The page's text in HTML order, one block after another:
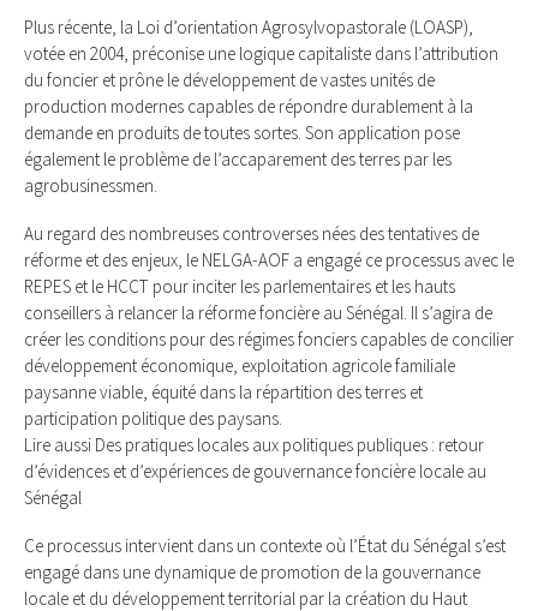
Plus récente, la Loi d’orientation Agrosylvopastorale (LOASP),
votée en 2004, préconise une logique capitaliste dans l’attribution
du foncier et prône le développement de vastes unités de
production modernes capables de répondre durablement à la
demande en produits de toutes sortes. Son application pose
également le problème de l’accaparement des terres par les
agrobusinessmen.
Au regard des nombreuses controverses nées des tentatives de
réforme et des enjeux, le NELGA-AOF a engagé ce processus avec le
REPES et le HCCT pour inciter les parlementaires et les hauts
conseillers à relancer la réforme foncière au Sénégal. Il s’agira de
créer les conditions pour des régimes fonciers capables de concilier
développement économique, exploitation agricole familiale
paysanne viable, équité dans la répartition des terres et
participation politique des paysans.
Lire aussi Des pratiques locales aux politiques publiques : retour
d’évidences et d’expériences de gouvernance foncière locale au
Sénégal
Ce processus intervient dans un contexte où l’État du Sénégal s’est
engagé dans une dynamique de promotion de la gouvernance
locale et du développement territorial par la création du Haut